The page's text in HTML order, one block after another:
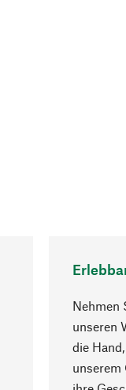
Nehmen
unseren
die
unserem